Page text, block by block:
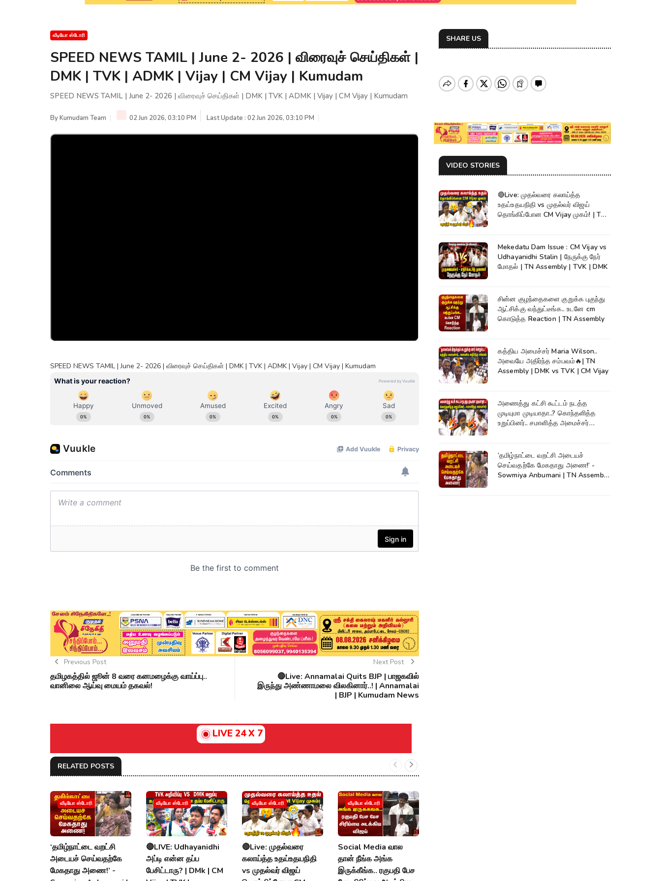
வீடியோ ஸ்டோரி
SPEED NEWS TAMIL | June 2- 2026 | விரைவுச் செய்திகள் |
DMK | TVK | ADMK | Vijay | CM Vijay | Kumudam
SPEED NEWS TAMIL | June 2- 2026 | விரைவுச் செய்திகள் | DMK | TVK | ADMK | Vijay | CM Vijay | Kumudam
ByKumudam Team 02 Jun 2026, 03:10 PM Last Update : 02 Jun 2026, 03:10 PM
SPEED NEWS TAMIL | June 2- 2026 | விரைவுச் செய்திகள் | DMK | TVK | ADMK | Vijay | CM Vijay | Kumudam
Previous Post
தமிழகத்தில் ஜூன் 8 வரை கனமழைக்கு வாய்ப்பு..
வானிலை ஆய்வு மையம் தகவல்!
Next Post
🔴Live: Annamalai Quits BJP | பாஜகவில்
இருந்து அண்ணாமலை விலகினார்..! | Annamalai
| BJP | Kumudam News
LIVE 24 X 7
RELATED POSTS
வீடியோ ஸ்டோரி
‘தமிழ்நாட்டை வறட்சி
அடையச் செய்வதற்கே
மேகதாது அணை!’ -
வீடியோ ஸ்டோரி
🔴LIVE: Udhayanidhi
அப்டி என்ன தப்ப
பேசிட்டாரு? | DMk | CM
வீடியோ ஸ்டோரி
🔴Live: முதல்வரை
கலாய்த்த உதய்உதயநிதி
vs முதல்வர் விஜய்
வீடியோ ஸ்டோரி
Social Media வால
தான் நீங்க அங்க
இருக்கீங்க.. ரகுபதி பேச
SHARE US
VIDEO STORIES
🔴Live: முதல்வரை கலாய்த்த
உதய்உதயநிதி vs முதல்வர் விஜய்
தொங்கிப்போன CM Vijay முகம்! | TN
Mekedatu Dam Issue : CM Vijay vs
Udhayanidhi Stalin | நேருக்கு நேர்
மோதல் | TN Assembly | TVK | DMK
சின்ன குழந்தைகளை குறுக்க புகுந்து
ஆட்சிக்கு வந்துட்டீங்க.. உடனே cm
கொடுத்த Reaction | TN Assembly
கத்திய அமைச்சர் Maria Wilson..
அவையே அதிர்ந்த சம்பவம்🔥| TN
Assembly | DMK vs TVK | CM Vijay
அணைத்து கட்சி கூட்டம் நடத்த
முடியுமா முடியாதா..? கொந்தளித்த
உறுப்பினர்.. சமாளித்த அமைச்சர்
‘தமிழ்நாட்டை வறட்சி அடையச்
செய்வதற்கே மேகதாது அணை!’ -
Sowmiya Anbumani | TN Assembly